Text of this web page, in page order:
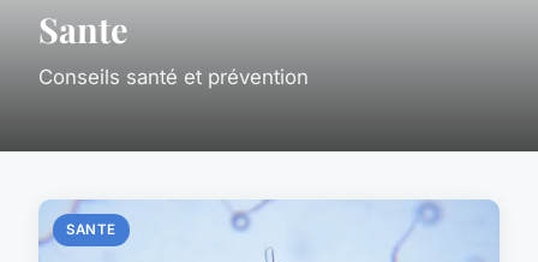
Sante
Conseils santé et prévention
SANTE